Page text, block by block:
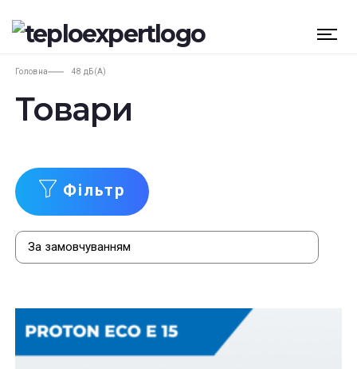
Головна 48 дБ(А)
Товари
Фільтр